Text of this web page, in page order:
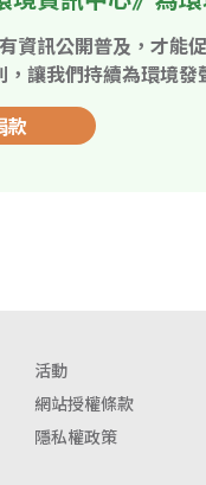
資訊公開普及，才能
讓我們持續為環境發
款
活動
網站授權條款
隱私權政策